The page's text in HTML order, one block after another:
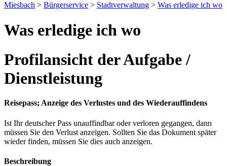
Miesbach > Bürgerservice > Stadtverwaltung > Was erledige ich wo
Was erledige ich wo
Profilansicht der Aufgabe /
Dienstleistung
Reisepass; Anzeige des Verlustes und des Wiederauffindens
Ist Ihr deutscher Pass unauffindbar oder verloren gegangen, dann
müssen Sie den Verlust anzeigen. Sollten Sie das Dokument später
wieder finden, müssen Sie dies auch anzeigen.
Beschreibung